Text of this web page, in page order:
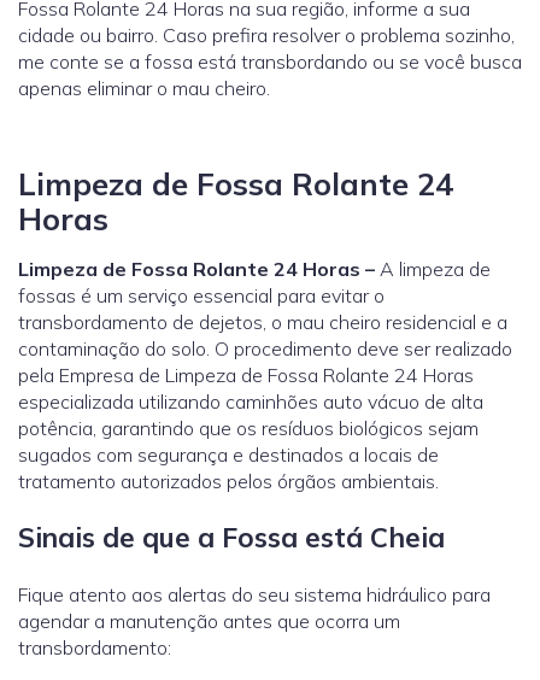
Fossa Rolante 24 Horas na sua região, informe a sua
cidade ou bairro. Caso prefira resolver o problema sozinho,
me conte se a fossa está transbordando ou se você busca
apenas eliminar o mau cheiro.
Limpeza de Fossa Rolante 24
Horas
Limpeza de Fossa Rolante 24 Horas – A limpeza de
fossas é um serviço essencial para evitar o
transbordamento de dejetos, o mau cheiro residencial e a
contaminação do solo. O procedimento deve ser realizado
pela Empresa de Limpeza de Fossa Rolante 24 Horas
especializada utilizando caminhões auto vácuo de alta
potência, garantindo que os resíduos biológicos sejam
sugados com segurança e destinados a locais de
tratamento autorizados pelos órgãos ambientais.
Sinais de que a Fossa está Cheia
Fique atento aos alertas do seu sistema hidráulico para
agendar a manutenção antes que ocorra um
transbordamento: